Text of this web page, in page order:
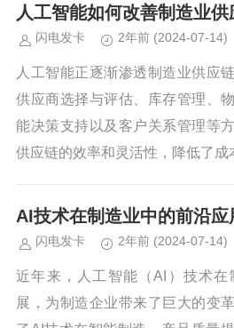
人工智能如何改善制造业供
闪电发卡 2年前 (2024-07-14)
人工智能正逐渐渗透制造业供应
供应商选择与评估、库存管理、
能决策支持以及客户关系管理等
供应链的效率和灵活性，降低了成
AI技术在制造业中的前沿应
闪电发卡 2年前 (2024-07-14)
近年来，人工智能（AI）技术
展，为制造企业带来了巨大的变